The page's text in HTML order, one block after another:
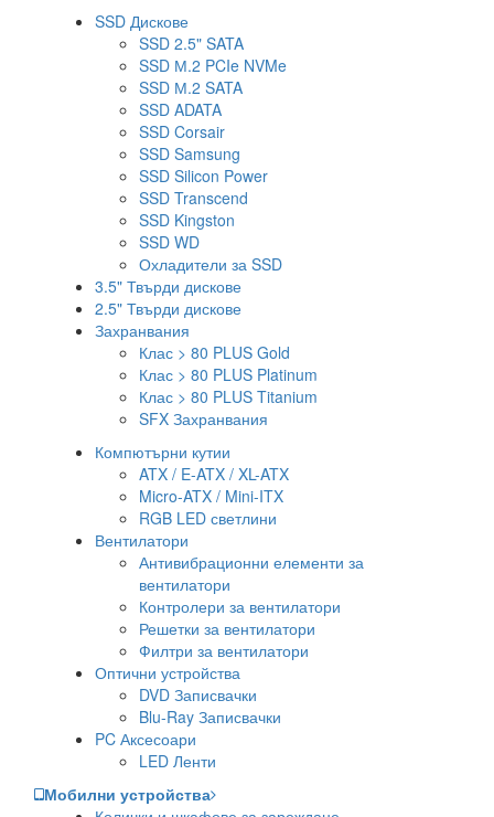
SSD Дискове
SSD 2.5" SATA
SSD М.2 PCIe NVMe
SSD М.2 SATA
SSD ADATA
SSD Corsair
SSD Samsung
SSD Silicon Power
SSD Transcend
SSD Kingston
SSD WD
Охладители за SSD
3.5" Твърди дискове
2.5" Твърди дискове
Захранвания
Клас > 80 PLUS Gold
Клас > 80 PLUS Platinum
Клас > 80 PLUS Titanium
SFX Захранвания
Компютърни кутии
ATX / E-ATX / XL-ATX
Micro-ATX / Mini-ITX
RGB LED светлини
Вентилатори
Антивибрационни елементи за
вентилатори
Контролери за вентилатори
Решетки за вентилатори
Филтри за вентилатори
Оптични устройства
DVD Записвачки
Blu-Ray Записвачки
PC Аксесоари
LED Ленти
Мобилни устройства